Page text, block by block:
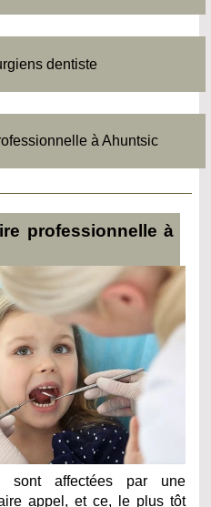
dentiste
à Ahuntsic
professionnelle à
sont affectées par une
appel, et ce, le plus tôt